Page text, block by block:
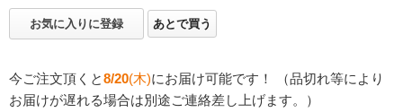
お気に入りに登録 あとで買う
今ご注文頂くと8/20(木)にお届け可能です！ （品切れ等により
お届けが遅れる場合は別途ご連絡差し上げます。）